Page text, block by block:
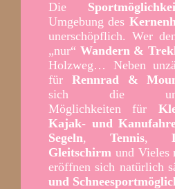
Die
Umgebung des
unerschöpflich. Wer
„nur“ Wandern &
Holzweg… Neben
für Rennrad &
sich die
Möglichkeiten für
Kajak- und
Segeln, Tennis,
Gleitschirm und
eröffnen sich natürlich
und